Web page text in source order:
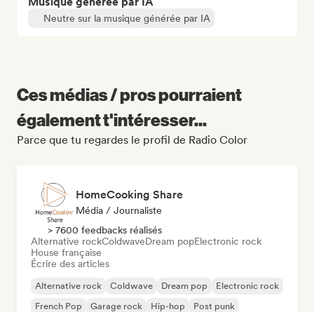
Neutre sur la musique générée par IA
Ces médias / pros pourraient
également t'intéresser...
Parce que tu regardes le profil de Radio Color
HomeCooking Share
Média / Journaliste
> 7600 feedbacks réalisés
Alternative rockColdwaveDream popElectronic rock
House française
Écrire des articles
Alternative rock Coldwave Dream pop
Electronic rock
French Pop
Garage rock Hip-hop Post punk